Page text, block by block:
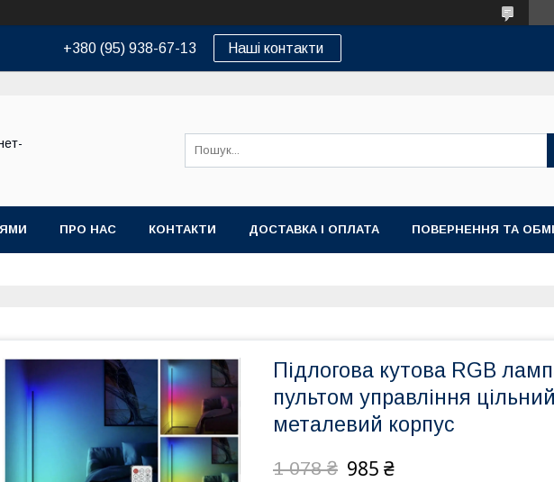
+380 (95) 938-67-13 Наші контакти
ПРО НАС КОНТАКТИ ДОСТАВКА І ОПЛАТА ПОВЕРНЕННЯ ТА
Підлогова кутова RGB
пультом управління
металевий корпус
1 078 ₴ 985 ₴